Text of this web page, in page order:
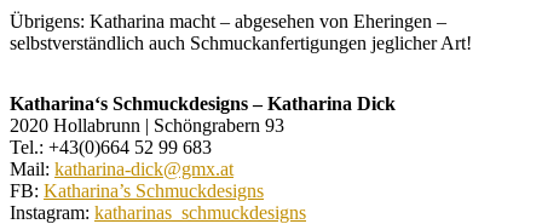
Übrigens: Katharina macht – abgesehen von Eheringen –
selbstverständlich auch Schmuckanfertigungen jeglicher Art!
Katharina‘s Schmuckdesigns – Katharina Dick
2020 Hollabrunn | Schöngrabern 93
Tel.: +43(0)664 52 99 683
Mail: katharina-dick@gmx.at
FB: Katharina’s Schmuckdesigns
Instagram: katharinas_schmuckdesigns